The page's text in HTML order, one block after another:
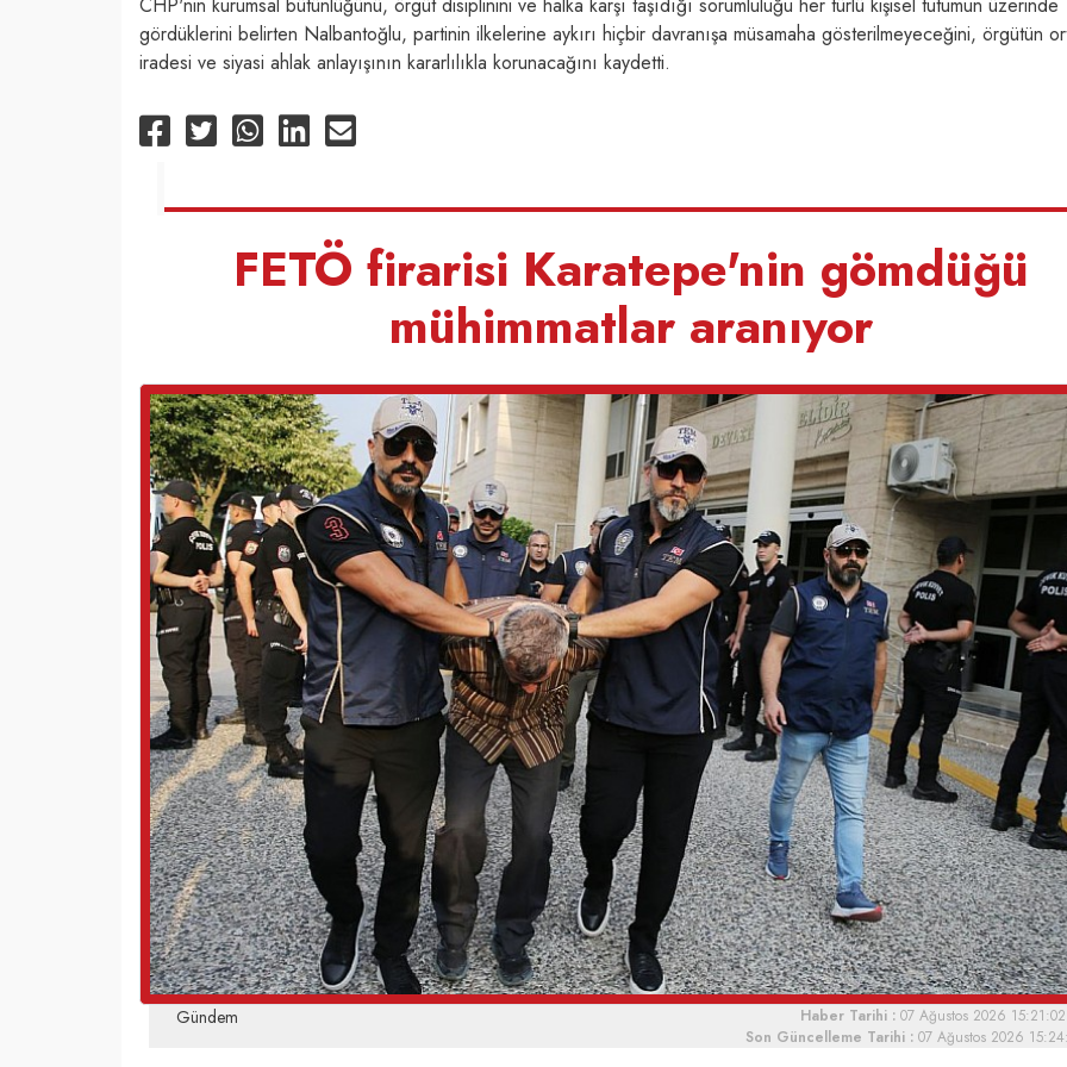
gördüklerini belirten Nalbantoğlu, partinin ilkelerine aykırı hiçbir davranışa müsamaha gösterilmeyeceğini, örgütün
iradesi ve siyasi ahlak anlayışının kararlılıkla korunacağını kaydetti.
FETÖ firarisi Karatepe'nin gömdüğü
mühimmatlar aranıyor
Gündem Haber Tarihi : 07 Ağustos 2026 15:21:02
Son Güncelleme Tarihi : 07 Ağustos 2026